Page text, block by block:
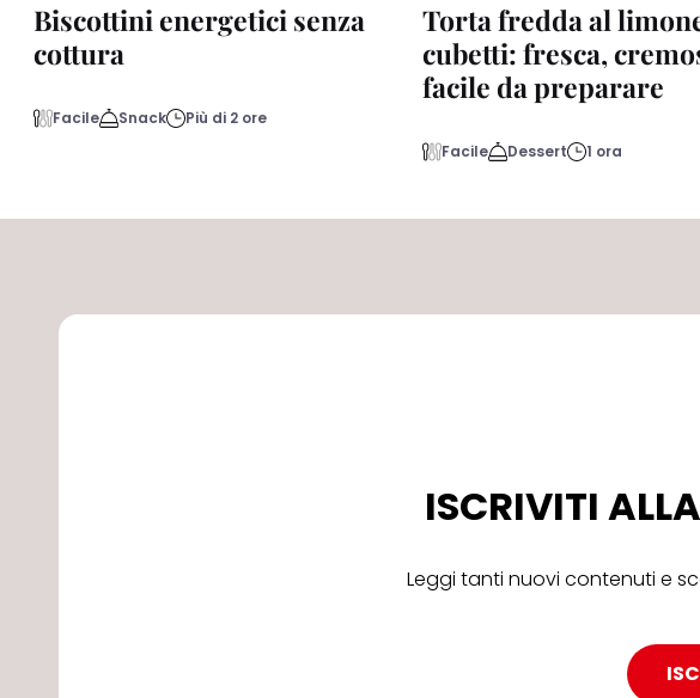
Biscottini energetici senza
cottura
Facile Snack Più di 2 ore
Torta fredda al
cubetti: fresca,
facile da preparare
Facile Dessert 1 ora
ISCRIVITI
Leggi tanti nuovi contenuti e